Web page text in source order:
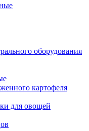
оборудования
картофеля
для овощей